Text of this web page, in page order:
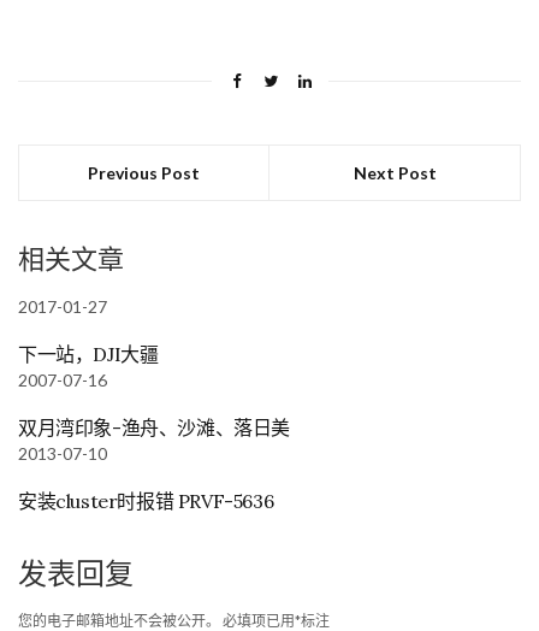
Previous Post Next Post
相关文章
2017-01-27
下一站，DJI大疆
2007-07-16
双月湾印象-渔舟、沙滩、落日美
2013-07-10
安装cluster时报错 PRVF-5636
发表回复
您的电子邮箱地址不会被公开。 必填项已用*标注